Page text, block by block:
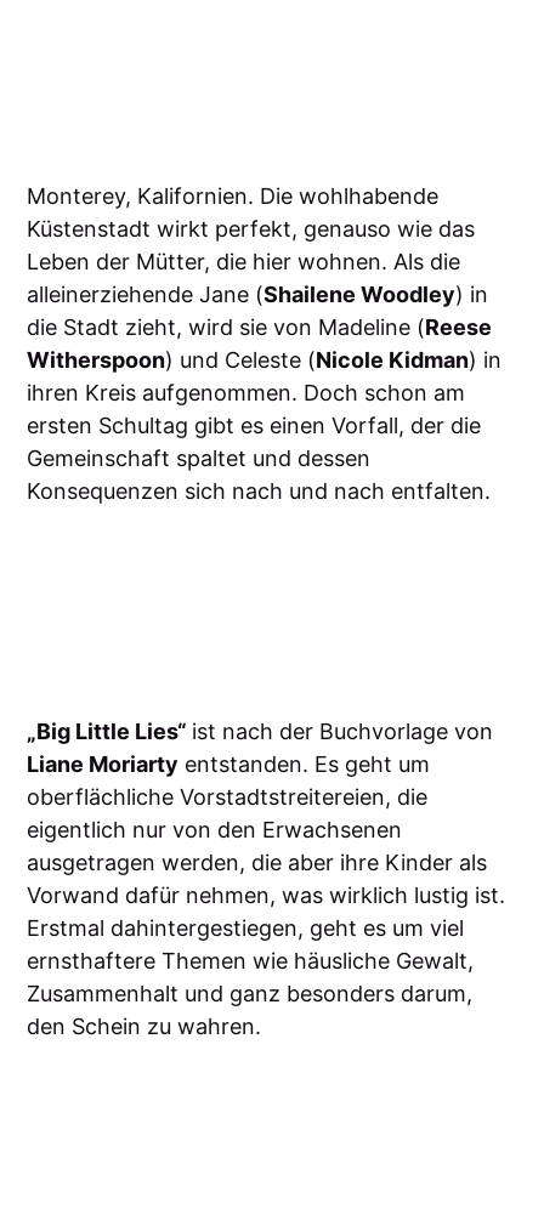
Monterey, Kalifornien. Die wohlhabende
Küstenstadt wirkt perfekt, genauso wie das
Leben der Mütter, die hier wohnen. Als die
alleinerziehende Jane (Shailene Woodley) in
die Stadt zieht, wird sie von Madeline (Reese
Witherspoon) und Celeste (Nicole Kidman) in
ihren Kreis aufgenommen. Doch schon am
ersten Schultag gibt es einen Vorfall, der die
Gemeinschaft spaltet und dessen
Konsequenzen sich nach und nach entfalten.
„Big Little Lies“ ist nach der Buchvorlage von
Liane Moriarty entstanden. Es geht um
oberflächliche Vorstadtstreitereien, die
eigentlich nur von den Erwachsenen
ausgetragen werden, die aber ihre Kinder als
Vorwand dafür nehmen, was wirklich lustig ist.
Erstmal dahintergestiegen, geht es um viel
ernsthaftere Themen wie häusliche Gewalt,
Zusammenhalt und ganz besonders darum,
den Schein zu wahren.